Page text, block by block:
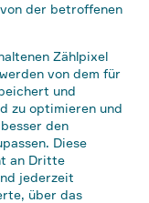
der betroffenen
Zählpixel
von dem für
und
zu optimieren und
den
Diese
an Dritte
jederzeit
über das